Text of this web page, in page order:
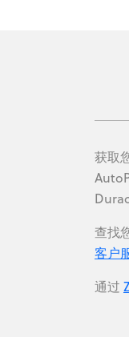
获取
查找
客户
通过